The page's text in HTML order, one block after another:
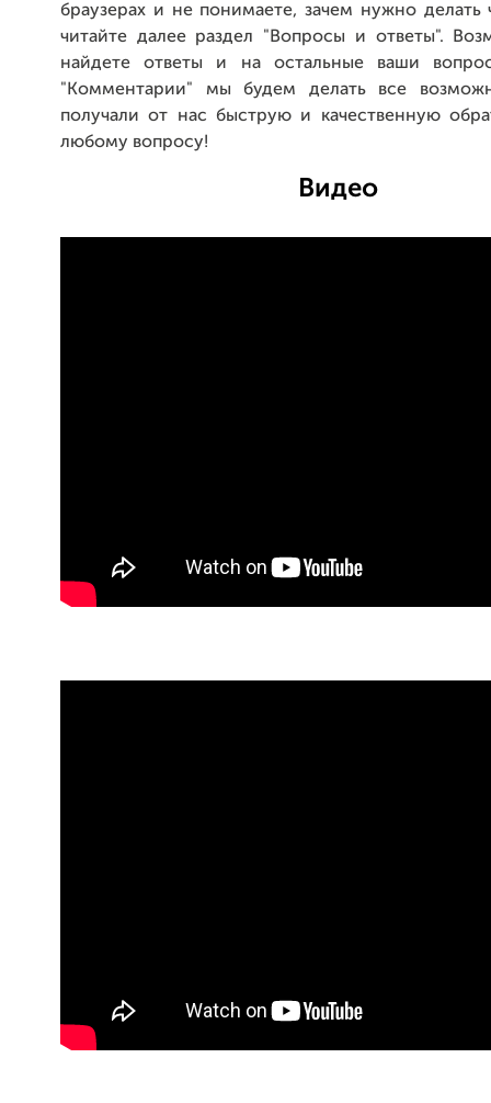
браузерах и не понимаете, зачем нужно делать
читайте далее раздел "Вопросы и ответы".
найдете ответы и на остальные ваши
"Комментарии" мы будем делать все
получали от нас быструю и качественную
любому вопросу!
Видео